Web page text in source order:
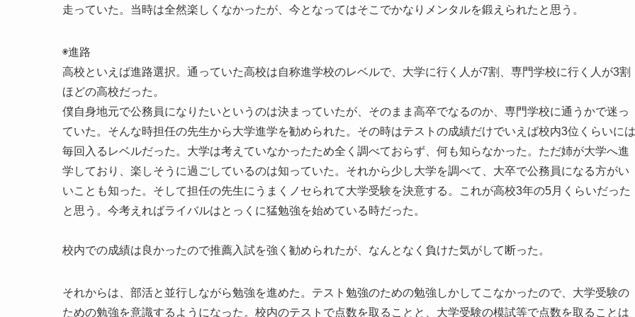
走っていた。当時は全然楽しくなかったが、今となってはそこでかなりメンタルを鍛えられたと思う。
◉進路
高校といえば進路選択。通っていた高校は自称進学校のレベルで、大学に行く人が7割、専門学校に行く人が3割
ほどの高校だった。
僕自身地元で公務員になりたいというのは決まっていたが、そのまま高卒でなるのか、専門学校に通うかで迷っ
ていた。そんな時担任の先生から大学進学を勧められた。その時はテストの成績だけでいえば校内3位くらいには
毎回入るレベルだった。大学は考えていなかったため全く調べておらず、何も知らなかった。ただ姉が大学へ進
学しており、楽しそうに過ごしているのは知っていた。それから少し大学を調べて、大卒で公務員になる方がい
いことも知った。そして担任の先生にうまくノセられて大学受験を決意する。これが高校3年の5月くらいだった
と思う。今考えればライバルはとっくに猛勉強を始めている時だった。
校内での成績は良かったので推薦入試を強く勧められたが、なんとなく負けた気がして断った。
それからは、部活と並行しながら勉強を進めた。テスト勉強のための勉強しかしてこなかったので、大学受験の
ための勉強を意識するようになった。校内のテストで点数を取ることと、大学受験の模試等で点数を取ることは